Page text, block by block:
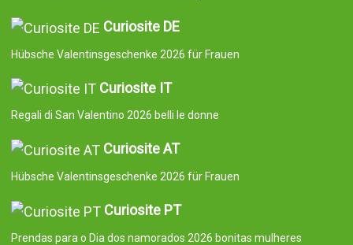
Curiosite DE
Hübsche Valentinsgeschenke 2026 für Frauen
Curiosite IT
Regali di San Valentino 2026 belli le donne
Curiosite AT
Hübsche Valentinsgeschenke 2026 für Frauen
Curiosite PT
Prendas para o Dia dos namorados 2026 bonitas mulheres